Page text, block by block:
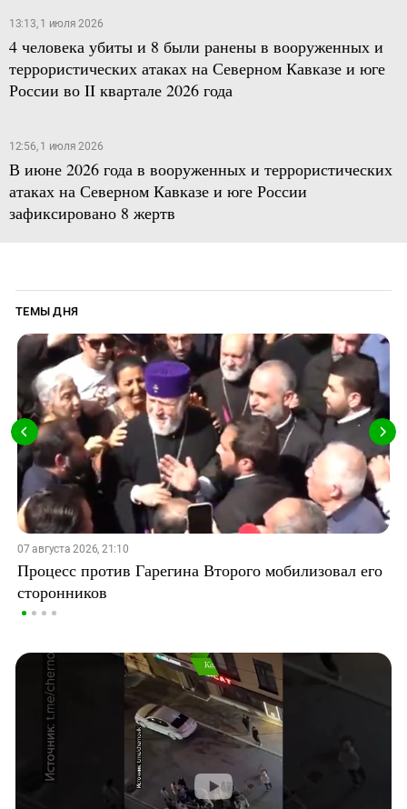
13:13, 1 июля 2026
4 человека убиты и 8 были ранены в вооруженных и
террористических атаках на Северном Кавказе и юге
России во II квартале 2026 года
12:56, 1 июля 2026
В июне 2026 года в вооруженных и террористических
атаках на Северном Кавказе и юге России
зафиксировано 8 жертв
ТЕМЫ ДНЯ
07 августа 2026, 21:10
Процесс против Гарегина Второго мобилизовал его
сторонников